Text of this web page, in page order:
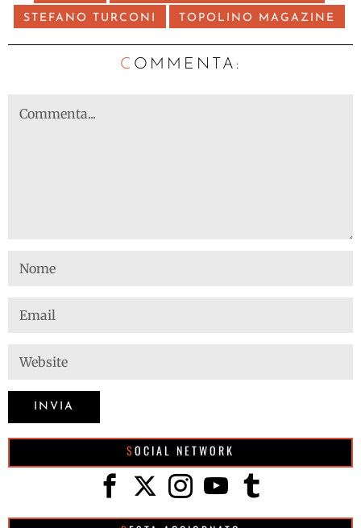
STEFANO TURCONI TOPOLINO MAGAZINE
C OMMENTA:
SOCIAL NETWORK